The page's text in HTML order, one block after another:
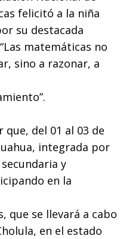
felicitó a la niña
su destacada
matemáticas no
sino a razonar, a
que, del 01 al 03 de
integrada por
y
en la
que se llevará a cabo
en el estado